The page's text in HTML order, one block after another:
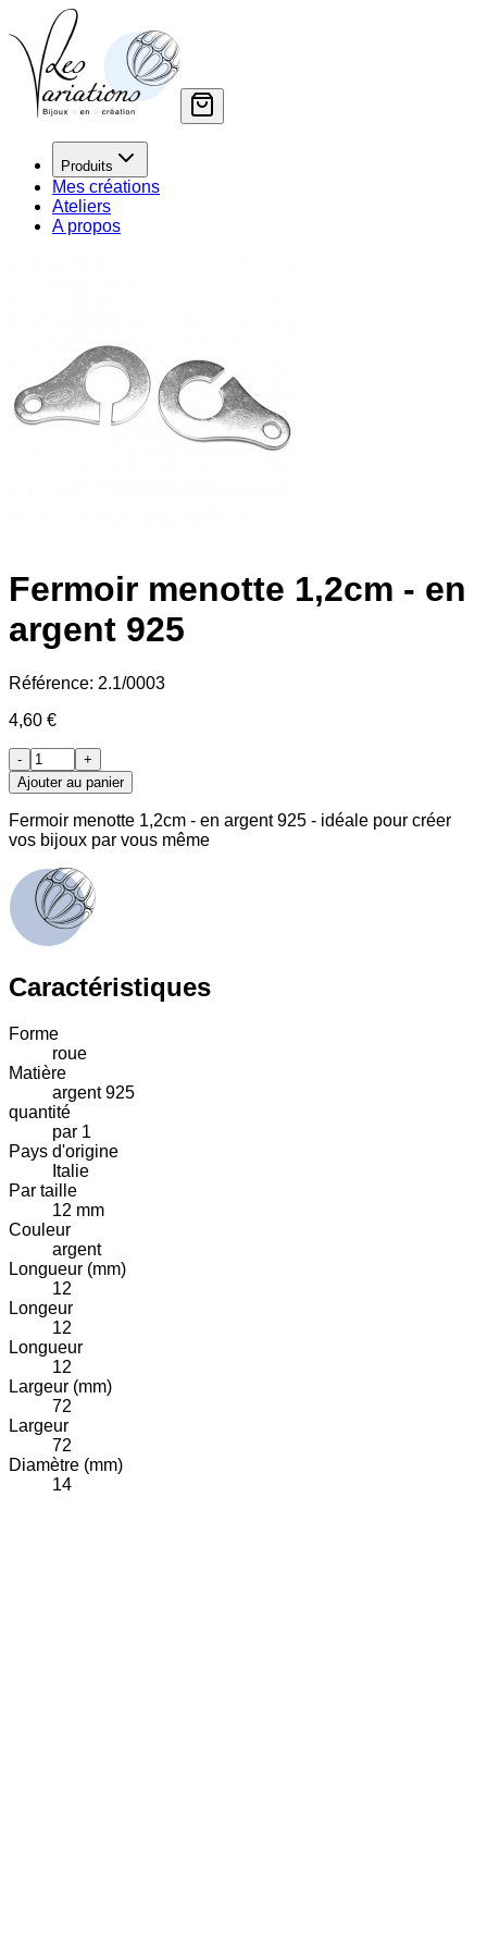
Produits
Mes créations
Ateliers
A propos
Fermoir menotte 1,2cm - en
argent 925
Référence: 2.1/0003
4,60 €
-
+
Ajouter au panier
Fermoir menotte 1,2cm - en argent 925 - idéale pour créer
vos bijoux par vous même
Caractéristiques
Forme
roue
Matière
argent 925
quantité
par 1
Pays d'origine
Italie
Par taille
12 mm
Couleur
argent
Longueur (mm)
12
Longeur
12
Longueur
12
Largeur (mm)
72
Largeur
72
Diamètre (mm)
14